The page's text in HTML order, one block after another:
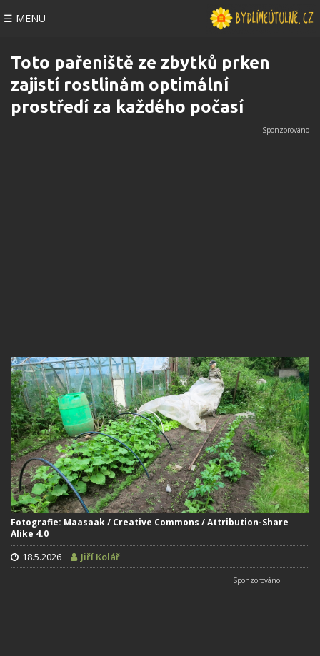
☰ MENU
Toto pařeniště ze zbytků prken
zajistí rostlinám optimální
prostředí za každého počasí
Fotografie: Maasaak / Creative Commons / Attribution-Share
Alike 4.0
18.5.2026 Jiří Kolář